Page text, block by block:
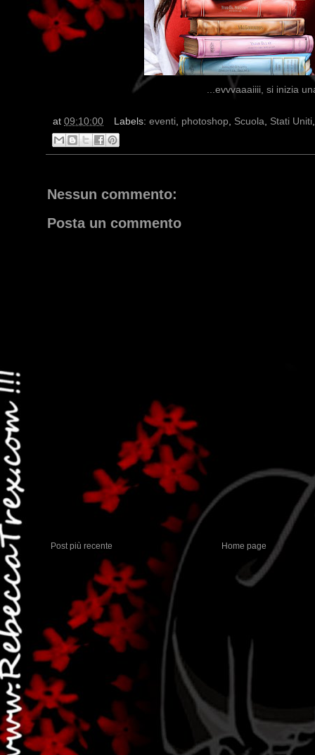
...evvvaaaiiii, si inizia
at 09:10:00 Labels: eventi, photoshop, Scuola, Stati Uniti
Nessun commento:
Posta un commento
Post più recente Home page